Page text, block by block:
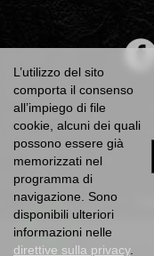
L’utilizzo del sito
comporta il consenso
all’impiego di file
cookie, alcuni dei quali
possono essere già
memorizzati nel
programma di
navigazione. Sono
disponibili ulteriori
informazioni nelle
direttive sulla privacy.